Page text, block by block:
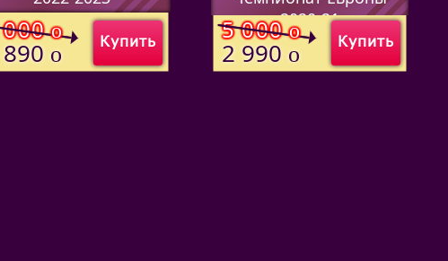
546500)
Купить
000o
o
2020-21
(Код:) Купить
5 000o
2 990 o